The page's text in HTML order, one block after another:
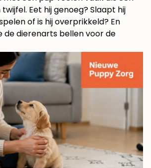
Eet hij genoeg? Slaapt hij
of is hij overprikkeld? En
de dierenarts bellen voor de